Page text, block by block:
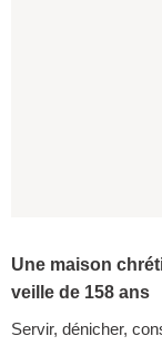
Une maison
veille de 158 ans
Servir, dénicher,